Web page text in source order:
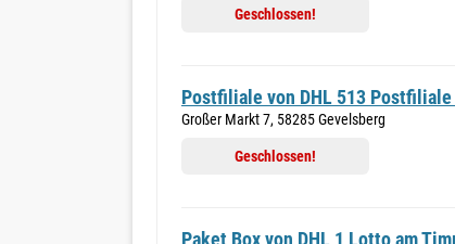
Geschlossen!
Postfiliale von DHL 513 Postfiliale
Großer Markt 7, 58285 Gevelsberg
Geschlossen!
Paket Box von DHL 1 Lotto am